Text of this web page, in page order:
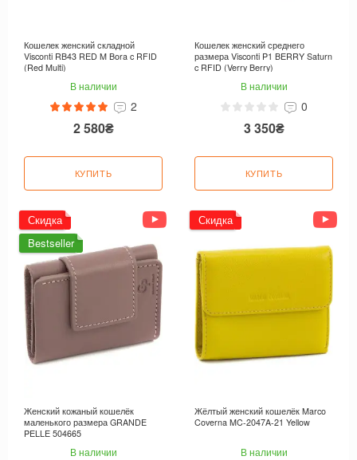
Кошелек женский складной
Visconti RB43 RED M Bora c RFID
(Red Multi)
В наличии
2
2 580₴
КУПИТЬ
Кошелек женский среднего
размера Visconti P1 BERRY Saturn
c RFID (Verry Berry)
В наличии
0
3 350₴
КУПИТЬ
Скидка
Bestseller
Женский кожаный кошелёк
маленького размера GRANDE
PELLE 504665
В наличии
Скидка
Жёлтый женский кошелёк Marco
Coverna MC-2047A-21 Yellow
В наличии